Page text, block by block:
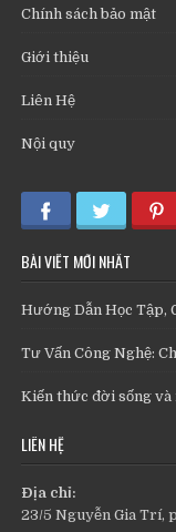
Chính sách bảo mật
Giới thiệu
Liên Hệ
Nội quy
BÀI VIẾT MỚI NHẤT
Hướng Dẫn Học Tập,
Tư Vấn Công Nghệ:
Kiến thức đời sống và
LIÊN HỆ
Địa chỉ:
23/5 Nguyễn Gia Trí,